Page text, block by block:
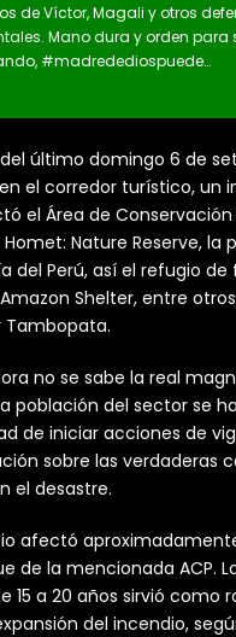
de Víctor, Magali y otros
Mano dura y orden para
#madredediospuede…
último domingo 6 de
el corredor turístico, un
el Área de Conservación
Homet: Nature Reserve, la
del Perú, así el refugio de
Shelter, entre
Tambopata.
no se sabe la real
población del sector se
de iniciar acciones de
sobre las verdaderas
el desastre.
afectó
de la mencionada ACP.
15 a 20 años sirvió como
del incendio,